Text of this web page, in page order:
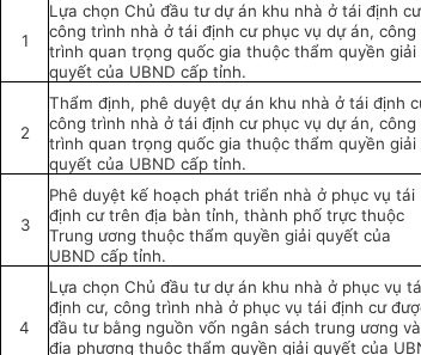
1
Lựa chọn Chủ đầu tư dự án khu nhà ở tái định
công trình nhà ở tái định cư phục vụ dự án, công
trình quan trọng quốc gia thuộc thẩm quyền giải
quyết của UBND cấp tỉnh.
2
Thẩm định, phê duyệt dự án khu nhà ở tái định
công trình nhà ở tái định cư phục vụ dự án, công
trình quan trọng quốc gia thuộc thẩm quyền giải
quyết của UBND cấp tỉnh.
3
Phê duyệt kế hoạch phát triển nhà ở phục vụ tái
định cư trên địa bàn tỉnh, thành phố trực thuộc
Trung ương thuộc thẩm quyền giải quyết của
UBND cấp tỉnh.
4
Lựa chọn Chủ đầu tư dự án khu nhà ở phục vụ
định cư, công trình nhà ở phục vụ tái định cư
đầu tư bằng nguồn vốn ngân sách trung ương và
địa phương thuộc thẩm quyền giải quyết của